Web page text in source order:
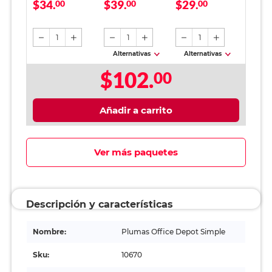
Punto mediano /
$34.00
1
Office Depot
$39.00
1
Alternativas
Office Depot /
$29.00
1
Alternativas
$102.00
Añadir a carrito
Ver más paquetes
Descripción y características
Nombre: Plumas Office Depot Simple
Sku: 10670